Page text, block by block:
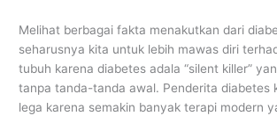
Melihat berbagai fakta menakutkan dari
seharusnya kita untuk lebih mawas diri
tubuh karena diabetes adala “silent killer”
tanpa tanda-tanda awal. Penderita diabetes
lega karena semakin banyak terapi modern